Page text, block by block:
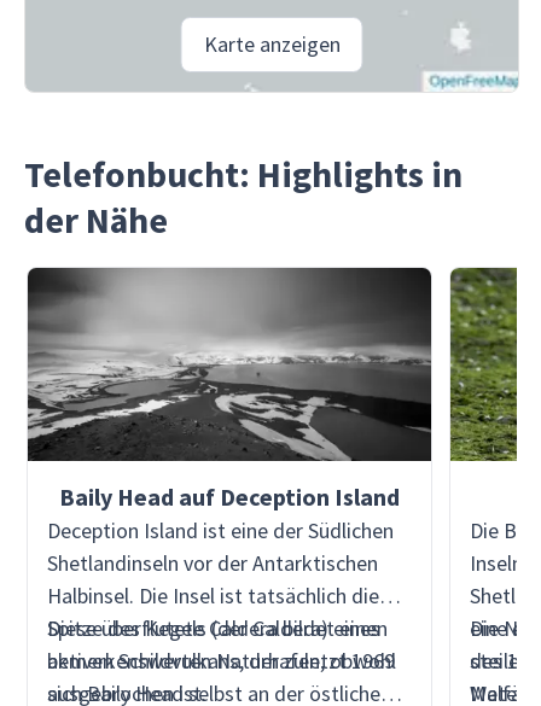
Karte anzeigen
Telefonbucht: Highlights in
der Nähe
Baily Head auf Deception Island
Deception Island ist eine der Südlichen
Shetlandinseln vor der Antarktischen
Halbinsel. Die Insel ist tatsächlich die
Spitze des Kegels (der Caldera) eines
aktiven Schildvulkans, der zuletzt 1969
ausgebrochen ist.
Diese überflutete Caldera bildet einen
bemerkenswerten Naturhafen, obwohl
sich Baily Head selbst an der östlichen
Die
Inseln,
eine
des
Die
steilen
Meter